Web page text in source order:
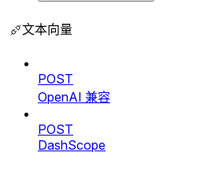
文本向量
POST
OpenAI 兼容
POST
DashScope